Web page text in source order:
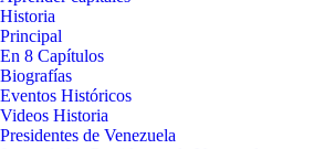
Historia
Principal
En 8 Capítulos
Biografías
Eventos Históricos
Videos Historia
Presidentes de Venezuela